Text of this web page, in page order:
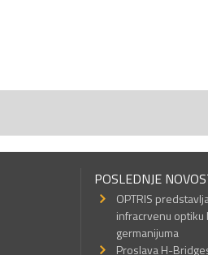
POSLEDNJE
OPTRIS
infracrvenu optiku
germanijuma
Proslava H-